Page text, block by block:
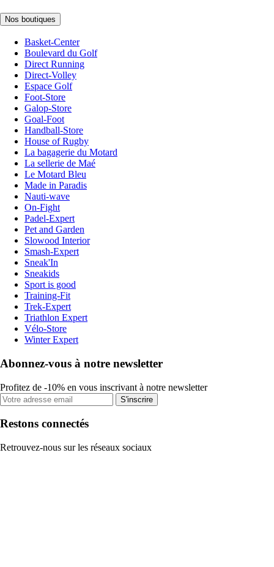
Nos boutiques
Basket-Center
Boulevard du Golf
Direct Running
Direct-Volley
Espace Golf
Foot-Store
Galop-Store
Goal-Foot
Handball-Store
House of Rugby
La bagagerie du Motard
La sellerie de Maé
Le Motard Bleu
Made in Paradis
Nauti-wave
On-Fight
Padel-Expert
Pet and Garden
Slowood Interior
Smash-Expert
Sneak'In
Sneakids
Sport is good
Training-Fit
Trek-Expert
Triathlon Expert
Vélo-Store
Winter Expert
Abonnez-vous à notre newsletter
Profitez de -10% en vous inscrivant à notre newsletter
S'inscrire
Restons connectés
Retrouvez-nous sur les réseaux sociaux